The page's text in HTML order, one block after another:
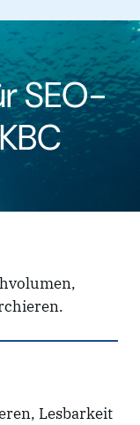
SEO-
Lesbarkeit